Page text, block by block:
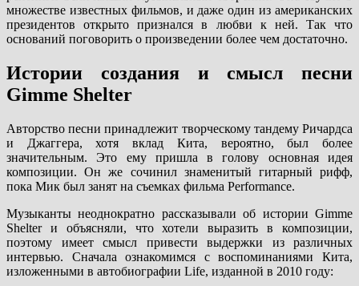
множестве известных фильмов, и даже один из американских
президентов открыто признался в любви к ней. Так что
оснований поговорить о произведении более чем достаточно.
Истории создания и смысл песни
Gimme Shelter
Авторство песни принадлежит творческому тандему Ричардса
и Джаггера, хотя вклад Кита, вероятно, был более
значительным. Это ему пришла в голову основная идея
композиции. Он же сочинил знаменитый гитарный рифф,
пока Мик был занят на съемках фильма Performance.
Музыканты неоднократно рассказывали об истории Gimme
Shelter и объясняли, что хотели выразить в композиции,
поэтому имеет смысл привести выдержки из различных
интервью. Сначала ознакомимся с воспоминаниями Кита,
изложенными в автобиографии Life, изданной в 2010 году: